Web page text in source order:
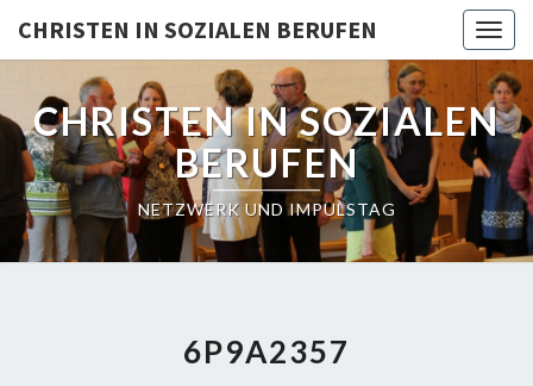
content
CHRISTEN IN SOZIALEN BERUFEN
CHRISTEN IN SOZIALEN
BERUFEN
NETZWERK UND IMPULSTAG
6P9A2357